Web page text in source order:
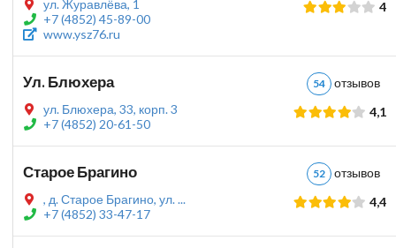
ул. Журавлёва, 1
+7 (4852) 45-89-00
www.ysz76.ru
4
Ул. Блюхера 54
ул. Блюхера, 33, корп. 3
+7 (4852) 20-61-50
4,1
Старое Брагино 52
, д. Старое Брагино, ул. ...
+7 (4852) 33-47-17
4,4